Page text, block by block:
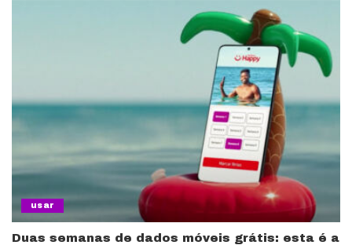
usar
Duas semanas de dados móveis grátis: esta é a